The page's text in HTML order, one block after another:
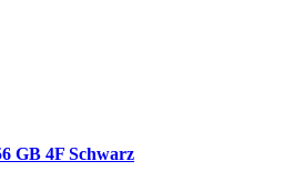
GB 4F Schwarz